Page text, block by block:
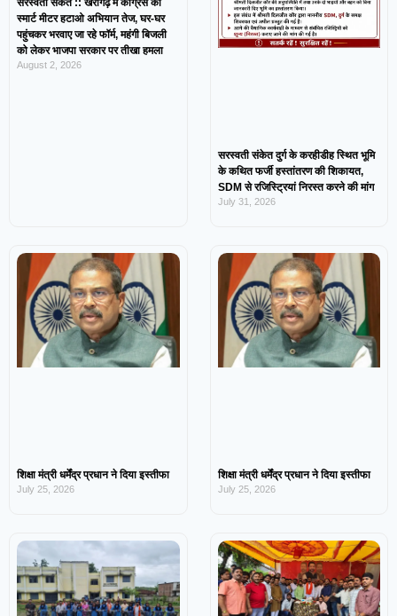
स्मार्ट मीटर हटाओ अभियान तेज, घर-घर
पहुंचकर भरवाए जा रहे फॉर्म, महंगी बिजली
को लेकर भाजपा सरकार पर तीखा हमला
August 2, 2026
सरस्वती संकेत दुर्ग के करहीडीह स्थित भूमि
के कथित फर्जी हस्तांतरण की शिकायत,
SDM से रजिस्ट्रियां निरस्त करने की मांग
July 31, 2026
शिक्षा मंत्री धर्मेंद्र प्रधान ने दिया इस्तीफा
July 25, 2026
शिक्षा मंत्री धर्मेंद्र प्रधान ने दिया इस्तीफा
July 25, 2026